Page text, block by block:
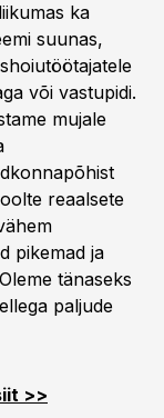
ka
suunas,
või vastupidi.
mujale
reaalsete
pikemad ja
tänaseks
paljude
>>